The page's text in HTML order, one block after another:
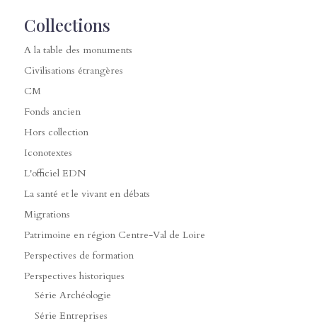
Collections
A la table des monuments
Civilisations étrangères
CM
Fonds ancien
Hors collection
Iconotextes
L'officiel EDN
La santé et le vivant en débats
Migrations
Patrimoine en région Centre-Val de Loire
Perspectives de formation
Perspectives historiques
Série Archéologie
Série Entreprises